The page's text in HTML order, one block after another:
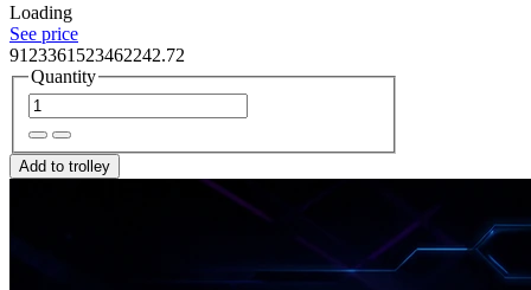
Loading
See price
9123361523462242.72
Quantity
Add to trolley